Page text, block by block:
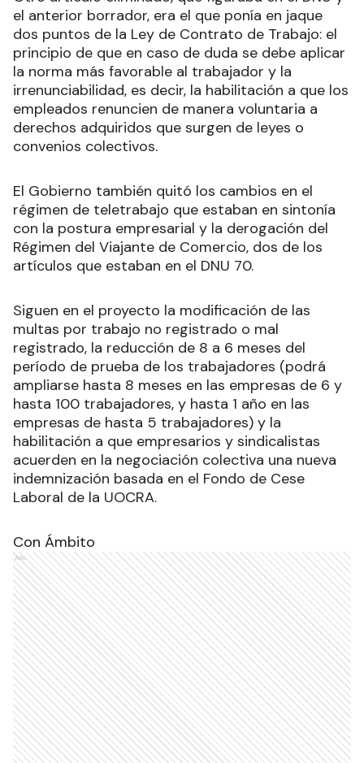
el anterior borrador, era el que ponía en jaque
dos puntos de la Ley de Contrato de Trabajo: el
principio de que en caso de duda se debe aplicar
la norma más favorable al trabajador y la
irrenunciabilidad, es decir, la habilitación a que los
empleados renuncien de manera voluntaria a
derechos adquiridos que surgen de leyes o
convenios colectivos.
El Gobierno también quitó los cambios en el
régimen de teletrabajo que estaban en sintonía
con la postura empresarial y la derogación del
Régimen del Viajante de Comercio, dos de los
artículos que estaban en el DNU 70.
Siguen en el proyecto la modificación de las
multas por trabajo no registrado o mal
registrado, la reducción de 8 a 6 meses del
período de prueba de los trabajadores (podrá
ampliarse hasta 8 meses en las empresas de 6 y
hasta 100 trabajadores, y hasta 1 año en las
empresas de hasta 5 trabajadores) y la
habilitación a que empresarios y sindicalistas
acuerden en la negociación colectiva una nueva
indemnización basada en el Fondo de Cese
Laboral de la UOCRA.
Con Ámbito
Ads